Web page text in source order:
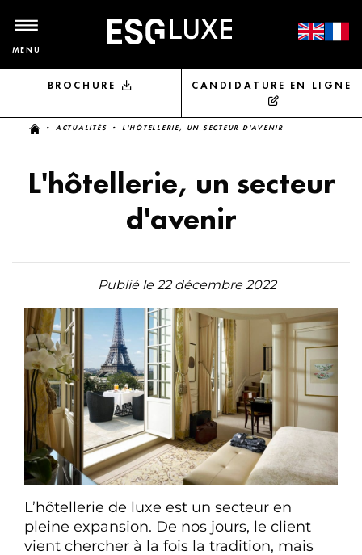
L'hôtellerie, un secteur
d'avenir
Publié le 22 décembre 2022
L’hôtellerie de luxe est un secteur en
pleine expansion. De nos jours, le client
vient chercher à la fois la tradition, mais
MENU
BROCHURE CANDIDATURE EN LIGNE
Vous êtes ici
• ACTUALITÉS • L'HÔTELLERIE, UN SECTEUR D'AVENIR